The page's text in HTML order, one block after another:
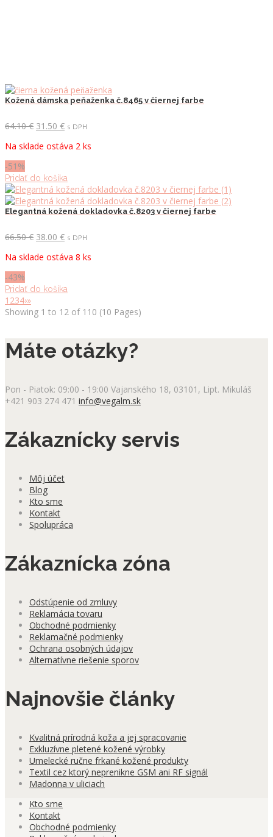
Kožená dámska peňaženka č.8465 v čiernej farbe
64.10€ Pôvodná
bola:
31.50 €Aktuálna
je:
s DPH
Na sklade ostáva 2 ks
-51%
Pridať do košíka
Elegantná kožená dokladovka č.8203 v čiernej farbe
66.50€ Pôvodná
bola:
38.00 €Aktuálna
je:
s DPH
Na sklade ostáva 8 ks
-43%
Pridať do košíka
1 234›»
Showing 1 to 12 of 110 (10 Pages)
Máte otázky?
Pon - Piatok: 09:00 - 19:00 Vajanského 18, 03101, Lipt. Mikuláš
+421 903 274 471 info@vegalm.sk
Zákaznícky servis
Môj účet
Blog
Kto sme
Kontakt
Spolupráca
Zákaznícka zóna
Odstúpenie od zmluvy
Reklamácia tovaru
Obchodné podmienky
Reklamačné podmienky
Ochrana osobných údajov
Alternatívne riešenie sporov
Najnovšie články
Kvalitná prírodná koža a jej spracovanie
Exkluzívne pletené kožené výrobky
Umelecké ručne frkané kožené produkty
Textil cez ktorý neprenikne GSM ani RF signál
Madonna v uliciach
Kto sme
Kontakt
Obchodné podmienky